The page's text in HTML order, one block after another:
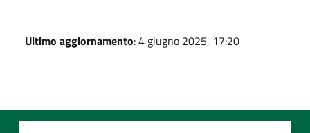
Ultimo aggiornamento: 4 giugno 2025, 17:20